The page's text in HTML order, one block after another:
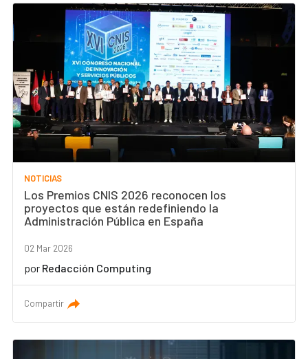
NOTICIAS
Los Premios CNIS 2026 reconocen los
proyectos que están redefiniendo la
Administración Pública en España
02 Mar 2026
por Redacción Computing
Compartir